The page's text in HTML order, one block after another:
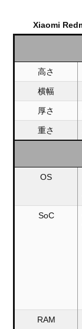
Xiaomi
高さ
横幅
厚さ
重さ
OS
SoC
RAM